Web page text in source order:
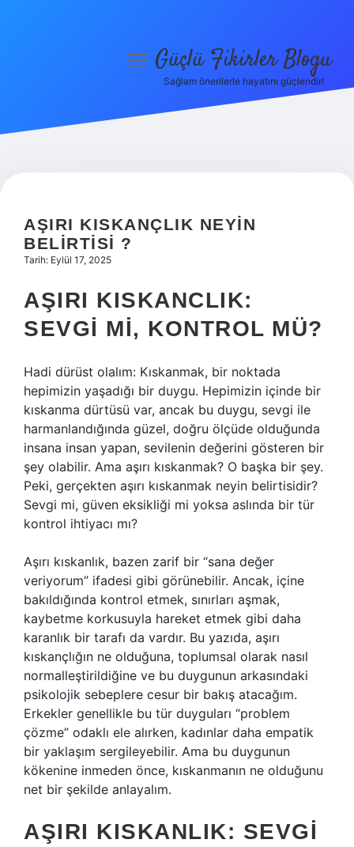
Hakkımızda
menüyüGüçlü Fikirler Blogu
Sağlam önerilerle hayatını güçlendir!
AŞIRI KISKANÇLIK NEYIN
BELIRTISI ?
Tarih: Eylül 17, 2025
AŞIRI KISKANCLIK:
SEVGI MI, KONTROL MÜ?
Hadi dürüst olalım: Kıskanmak, bir noktada
hepimizin yaşadığı bir duygu. Hepimizin içinde bir
kıskanma dürtüsü var, ancak bu duygu, sevgi ile
harmanlandığında güzel, doğru ölçüde olduğunda
insana insan yapan, sevilenin değerini gösteren bir
şey olabilir. Ama aşırı kıskanmak? O başka bir şey.
Peki, gerçekten aşırı kıskanmak neyin belirtisidir?
Sevgi mi, güven eksikliği mi yoksa aslında bir tür
kontrol ihtiyacı mı?
Aşırı kıskanlık, bazen zarif bir “sana değer
veriyorum” ifadesi gibi görünebilir. Ancak, içine
bakıldığında kontrol etmek, sınırları aşmak,
kaybetme korkusuyla hareket etmek gibi daha
karanlık bir tarafı da vardır. Bu yazıda, aşırı
kıskançlığın ne olduğuna, toplumsal olarak nasıl
normalleştirildiğine ve bu duygunun arkasındaki
psikolojik sebeplere cesur bir bakış atacağım.
Erkekler genellikle bu tür duyguları “problem
çözme” odaklı ele alırken, kadınlar daha empatik
bir yaklaşım sergileyebilir. Ama bu duygunun
kökenine inmeden önce, kıskanmanın ne olduğunu
net bir şekilde anlayalım.
AŞIRI KISKANLIK: SEVGI